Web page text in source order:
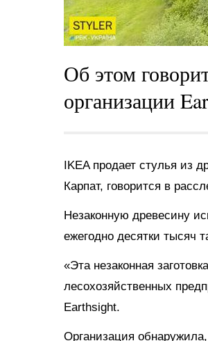
Об этом
организации
IKEA продает стулья из
Карпат, говорится в
Незаконную древесину
ежегодно десятки тысяч
«Эта незаконная
лесохозяйственных
Earthsight.
Организация